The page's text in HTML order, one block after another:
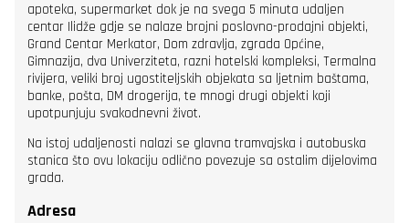
apoteka, supermarket dok je na svega 5 minuta udaljen
centar Ilidže gdje se nalaze brojni poslovno-prodajni objekti,
Grand Centar Merkator, Dom zdravlja, zgrada Općine,
Gimnazija, dva Univerziteta, razni hotelski kompleksi, Termalna
rivijera, veliki broj ugostiteljskih objekata sa ljetnim baštama,
banke, pošta, DM drogerija, te mnogi drugi objekti koji
upotpunjuju svakodnevni život.
Na istoj udaljenosti nalazi se glavna tramvajska i autobuska
stanica što ovu lokaciju odlično povezuje sa ostalim dijelovima
grada.
Adresa